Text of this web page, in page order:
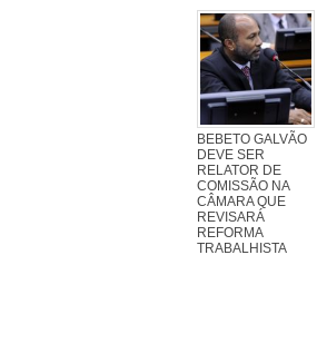
BEBETO GALVÃO
DEVE SER
RELATOR DE
COMISSÃO NA
CÂMARA QUE
REVISARÁ
REFORMA
TRABALHISTA